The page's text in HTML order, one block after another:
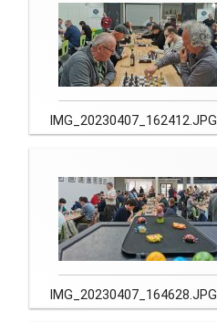
IMG_20230407_162412.JPG
IMG_20230407_164628.JPG